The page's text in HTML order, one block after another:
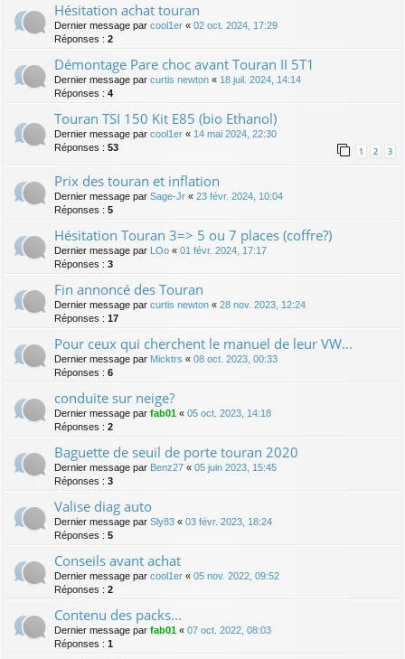
Hésitation achat touran
Dernier message par cool1er « 02 oct. 2024, 17:29
Réponses : 2
Démontage Pare choc avant Touran II 5T1
Dernier message par curtis newton « 18 juil. 2024, 14:14
Réponses : 4
Touran TSI 150 Kit E85 (bio Ethanol)
Dernier message par cool1er « 14 mai 2024, 22:30
Réponses : 53 1 2 3
Prix des touran et inflation
Dernier message par Sage-Jr « 23 févr. 2024, 10:04
Réponses : 5
Hésitation Touran 3=> 5 ou 7 places (coffre?)
Dernier message par LOo « 01 févr. 2024, 17:17
Réponses : 3
Fin annoncé des Touran
Dernier message par curtis newton « 28 nov. 2023, 12:24
Réponses : 17
Pour ceux qui cherchent le manuel de leur VW...
Dernier message par Micktrs « 08 oct. 2023, 00:33
Réponses : 6
conduite sur neige?
Dernier message par fab01 « 05 oct. 2023, 14:18
Réponses : 2
Baguette de seuil de porte touran 2020
Dernier message par Benz27 « 05 juin 2023, 15:45
Réponses : 3
Valise diag auto
Dernier message par Sly83 « 03 févr. 2023, 18:24
Réponses : 5
Conseils avant achat
Dernier message par cool1er « 05 nov. 2022, 09:52
Réponses : 2
Contenu des packs...
Dernier message par fab01 « 07 oct. 2022, 08:03
Réponses : 1